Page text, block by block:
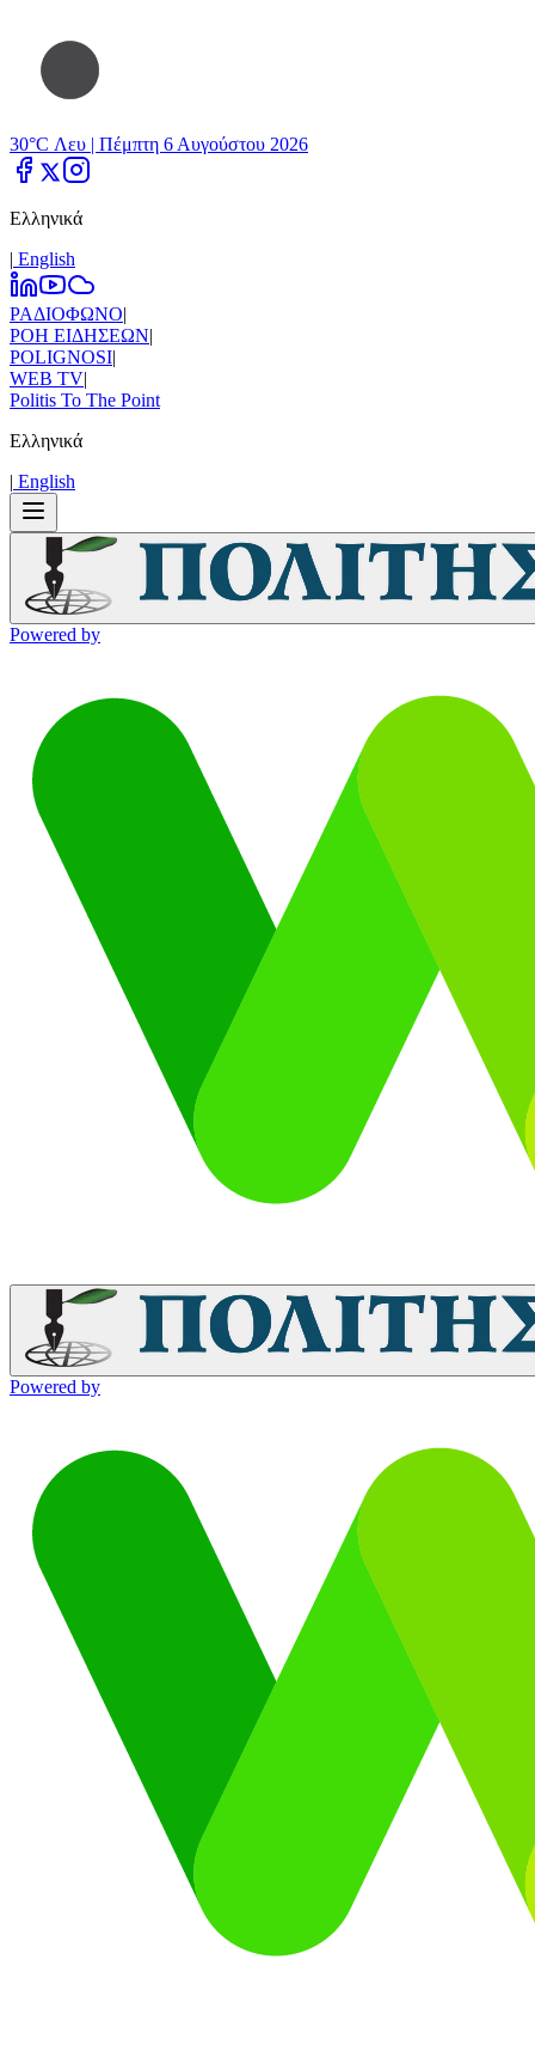
30°C Λευ | Πέμπτη 6 Αυγούστου 2026
Ελληνικά
| Εnglish
ΡΑΔΙΟΦΩΝΟ|
ΡΟΗ ΕΙΔΗΣΕΩΝ|
POLIGNOSI|
WEB TV|
Politis To The Point
Ελληνικά
| Εnglish
Powered by
Powered by